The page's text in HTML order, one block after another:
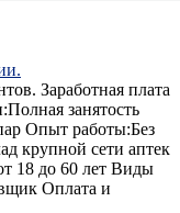
Заработная плата
занятость
Опыт работы:Без
крупной сети аптек
18 до 60 лет Виды
Оплата и